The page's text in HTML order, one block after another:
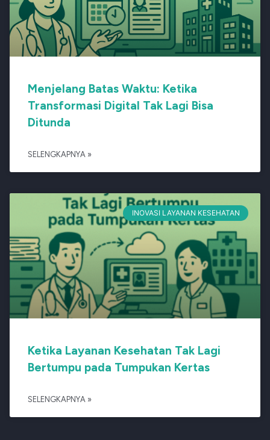
Menjelang Batas Waktu: Ketika
Transformasi Digital Tak Lagi Bisa
Ditunda
SELENGKAPNYA »
INOVASI LAYANAN KESEHATAN
Ketika Layanan Kesehatan Tak Lagi
Bertumpu pada Tumpukan Kertas
SELENGKAPNYA »